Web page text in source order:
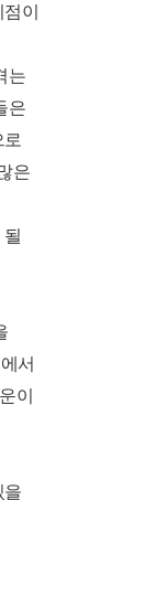
이
는
은
은
서
이
을